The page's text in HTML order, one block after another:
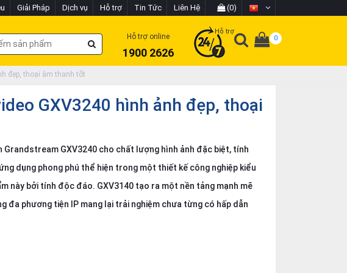
Giải Pháp Dịch vụ Hỗ trợ Tin Tức Liên Hệ (0)
Hỗ trợ online
1900 2626
Hỗ trợ
0
đẹp, thoại âm thanh tốt
GXV3240 hình ảnh đẹp, thoại
Grandstream GXV3240 cho chất lượng hình ảnh đặc biệt, tính
dụng phong phú thể hiện trong một thiết kế công nghiệp kiểu
này bởi tính độc đáo. GXV3140 tạo ra một nền tảng mạnh mẽ
đa phương tiện IP mang lại trải nghiệm chưa từng có hấp dẫn